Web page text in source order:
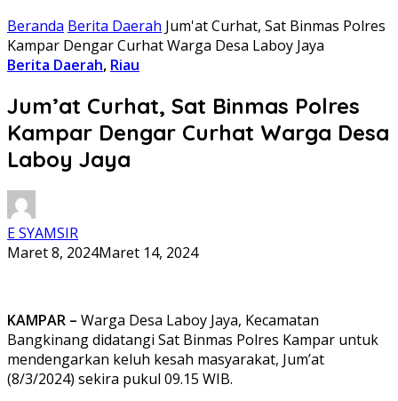
Beranda Berita Daerah Jum'at Curhat, Sat Binmas Polres
Kampar Dengar Curhat Warga Desa Laboy Jaya
Berita Daerah, Riau
Jum’at Curhat, Sat Binmas Polres
Kampar Dengar Curhat Warga Desa
Laboy Jaya
E SYAMSIR
Maret 8, 2024Maret 14, 2024
KAMPAR – Warga Desa Laboy Jaya, Kecamatan
Bangkinang didatangi Sat Binmas Polres Kampar untuk
mendengarkan keluh kesah masyarakat, Jum’at
(8/3/2024) sekira pukul 09.15 WIB.